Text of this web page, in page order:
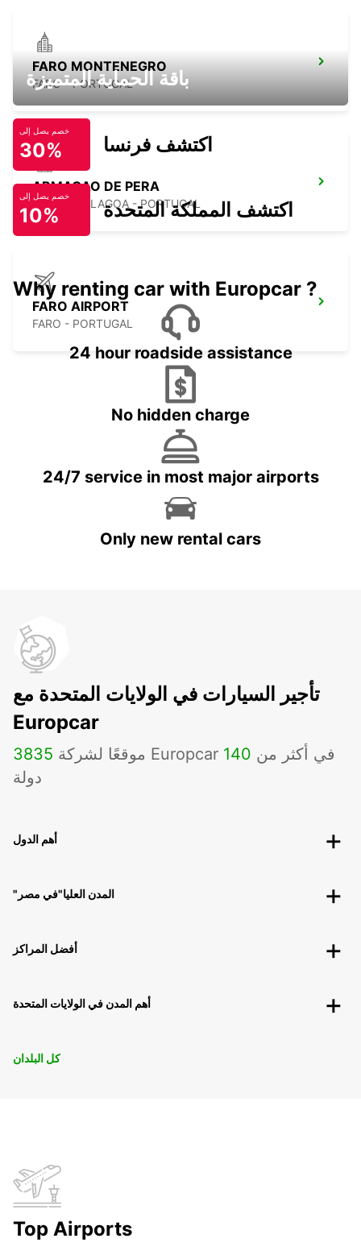
FARO MONTENEGRO
FARO - PORTUGAL
ARMACAO DE PERA
PORCHES-LAGOA - PORTUGAL
FARO AIRPORT
FARO - PORTUGAL
باقة الحماية المتميزة
خصم يصل إلى
30% اكتشف فرنسا
خصم يصل إلى
10% اكتشف المملكة المتحدة
Why renting car with Europcar ?
24 hour roadside assistance
No hidden charge
24/7 service in most major airports
Only new rental cars
تأجير السيارات في الولايات المتحدة مع
Europcar
3835 موقعًا لشركة Europcar في أكثر من 140
دولة
أهم الدول
"المدن العليا"في مصر
أفضل المراكز
أهم المدن في الولايات المتحدة
كل البلدان
Top Airports